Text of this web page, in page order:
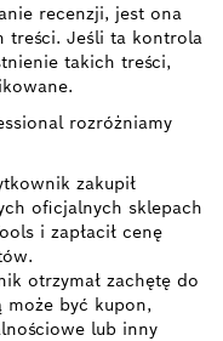
recenzji, jest ona
treści. Jeśli ta kontrola
takich treści,
rozróżniamy
zakupił
oficjalnych sklepach
i zapłacił cenę
otrzymał zachętę do
może być kupon,
lub inny